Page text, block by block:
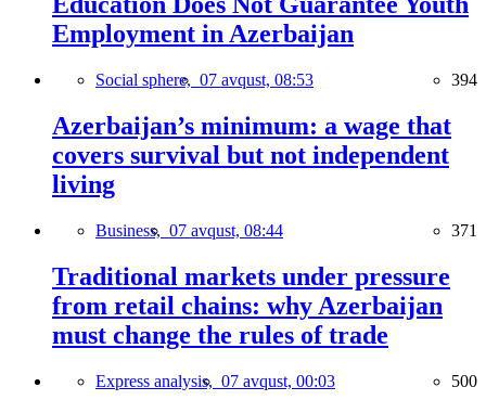
Employment in Azerbaijan
Social sphere, 07 avqust, 08:53 394
Azerbaijan’s minimum: a wage that
covers survival but not independent
living
Business, 07 avqust, 08:44 371
Traditional markets under pressure
from retail chains: why Azerbaijan
must change the rules of trade
Express analysis, 07 avqust, 00:03 500